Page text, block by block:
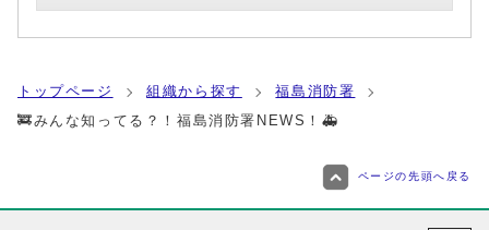
トップページ 組織から探す
福島消防署
🚒みんな知ってる？！福島消防署NEWS！🚑
ページの先頭へ戻る